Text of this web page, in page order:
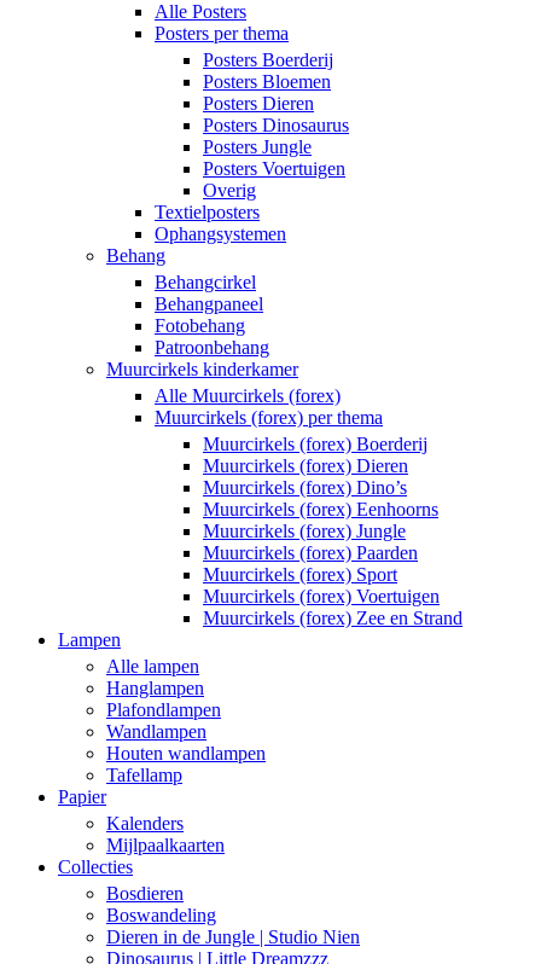
Alle Posters
Posters per thema
Posters Boerderij
Posters Bloemen
Posters Dieren
Posters Dinosaurus
Posters Jungle
Posters Voertuigen
Overig
Textielposters
Ophangsystemen
Behang
Behangcirkel
Behangpaneel
Fotobehang
Patroonbehang
Muurcirkels kinderkamer
Alle Muurcirkels (forex)
Muurcirkels (forex) per thema
Muurcirkels (forex) Boerderij
Muurcirkels (forex) Dieren
Muurcirkels (forex) Dino’s
Muurcirkels (forex) Eenhoorns
Muurcirkels (forex) Jungle
Muurcirkels (forex) Paarden
Muurcirkels (forex) Sport
Muurcirkels (forex) Voertuigen
Muurcirkels (forex) Zee en Strand
Lampen
Alle lampen
Hanglampen
Plafondlampen
Wandlampen
Houten wandlampen
Tafellamp
Papier
Kalenders
Mijlpaalkaarten
Collecties
Bosdieren
Boswandeling
Dieren in de Jungle | Studio Nien
Dinosaurus | Little Dreamzzz